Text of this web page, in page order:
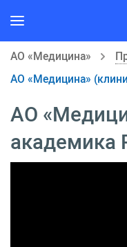
АО «Медицина»
АО «Медицина»
АО
академика